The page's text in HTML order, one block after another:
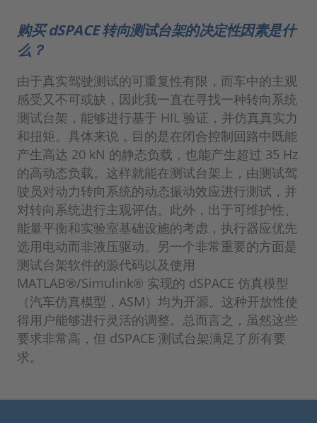
购买 dSPACE 转向测试台架的决定性因素是什
么？
由于真实驾驶测试的可重复性有限，而车中的主观
感受又不可或缺，因此我一直在寻找一种转向系统
测试台架，能够进行基于 HIL 验证，并仿真真实力
和扭矩。具体来说，目的是在闭合控制回路中既能
产生高达 20 kN 的静态负载，也能产生超过 35 Hz
的高动态负载。这样就能在测试台架上，由测试驾
驶员对动力转向系统的动态振动效应进行测试，并
对转向系统进行主观评估。此外，出于可维护性、
能量平衡和实验室基础设施的考虑，执行器应优先
选用电动而非液压驱动。另一个非常重要的方面是
测试台架软件的源代码以及使用
MATLAB®/Simulink® 实现的 dSPACE 仿真模型
（汽车仿真模型，ASM）均为开源。这种开放性使
得用户能够进行灵活的调整。总而言之，虽然这些
要求非常高，但 dSPACE 测试台架满足了所有要
求。